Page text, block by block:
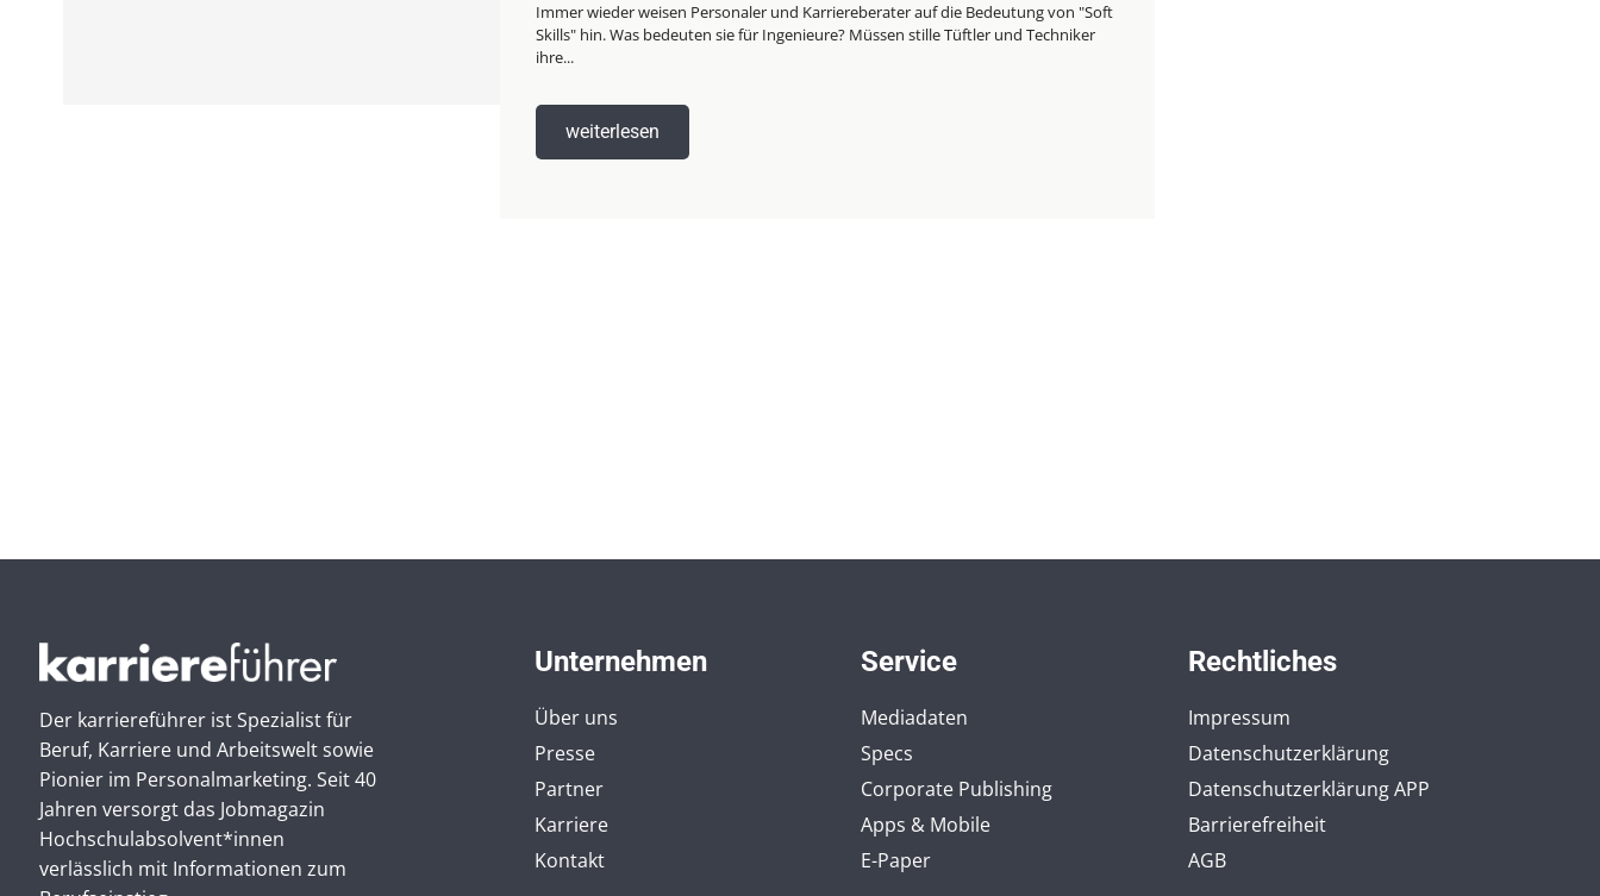
Immer wieder weisen Personaler und Karriereberater auf die Bedeutung von "Soft
Skills" hin. Was bedeuten sie für Ingenieure? Müssen stille Tüftler und Techniker
ihre...
weiterlesen
Der karriereführer ist Spezialist für
Beruf, Karriere und Arbeitswelt sowie
Pionier im Personal­marketing. Seit 40
Jahren versorgt das Jobmagazin
Hochschul­absolvent*innen
verlässlich mit Informationen zum
Unternehmen
Über uns
Presse
Partner
Karriere
Kontakt
Service
Mediadaten
Specs
Corporate Publishing
Apps & Mobile
E-Paper
Rechtliches
Impressum
Datenschutzerklärung
Datenschutzerklärung APP
Barrierefreiheit
AGB